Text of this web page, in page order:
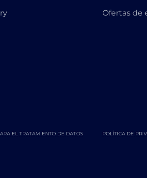
Ofertas de
POLÍTICA DE
EL TRATAMIENTO DE DATOS